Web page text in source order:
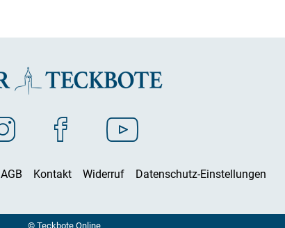
AGB Kontakt Widerruf Datenschutz-Einstellungen
© Teckbote Online